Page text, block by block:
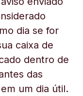
dia se for
caixa de
dentro de
das
um dia útil.